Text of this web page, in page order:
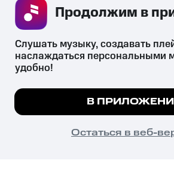
СКАЧАТЬ
психотропных веществ, их аналогов
их незаконный оборот запрещён и влечёт
законодательством ответственность.
© 2026 ООО «КИОН».
Все права защищены
Мы используем куки, чтобы на
Подробнее
ПОНЯТНО
Слушать музыку, создавать
наслаждаться персональными
удобно!
В
Остаться в веб-